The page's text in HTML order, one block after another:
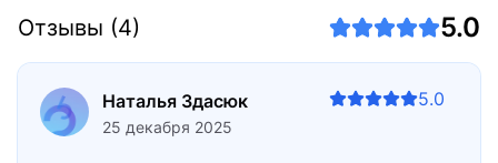
Отзывы (4) 5.0
Наталья Здасюк
25 декабря 2025
5.0